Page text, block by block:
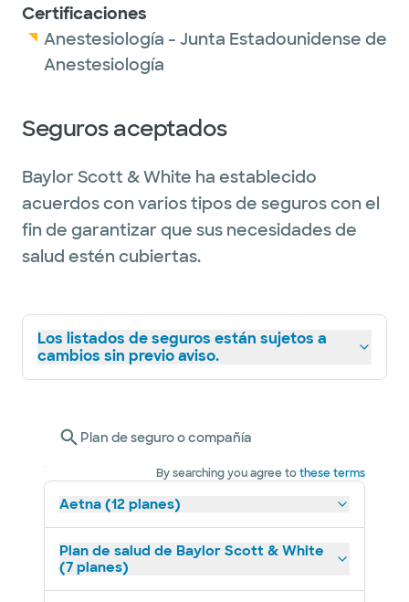
Certificaciones
Anestesiología - Junta Estadounidense de
Anestesiología
Seguros aceptados
Baylor Scott & White ha establecido
acuerdos con varios tipos de seguros con el
fin de garantizar que sus necesidades de
salud estén cubiertas.
Los listados de seguros están sujetos a
cambios sin previo aviso.
Plan de seguro o compañía
By searching you agree tothese terms
Aetna (12 planes)
Plan de salud de Baylor Scott & White
(7 planes)